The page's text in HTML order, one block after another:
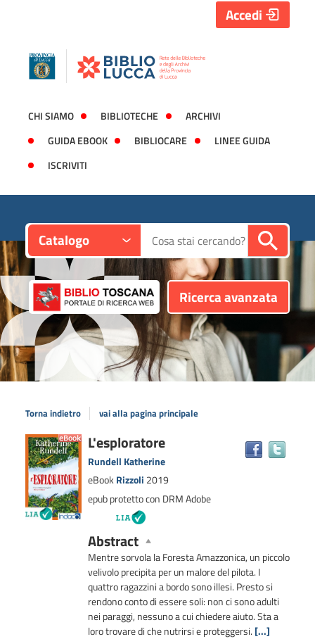
CHI SIAMO BIBLIOTECHE
ARCHIVI
GUIDA EBOOK
BIBLIOCARE
LINEE GUIDA
ISCRIVITI
Accedi
Catalogo Cerca su "Catalogo"
Ricerca avanzata
Torna indietro vai alla pagina principale
Dettaglio
del
documento
L'esploratore
Rundell Katherine
eBookRizzoli 2019
epub protetto con DRM Adobe
Abstract
Mentre sorvola la Foresta Amazzonica, un piccolo
velivolo precipita per un malore del pilota. I
quattro ragazzini a bordo sono illesi. Presto si
rendono conto di essere soli: non ci sono adulti
nei paraggi, nessuno a cui chiedere aiuto. Sta a
loro trovare di che nutrirsi e proteggersi. [...]